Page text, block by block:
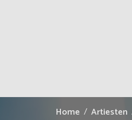
Home Artiesten